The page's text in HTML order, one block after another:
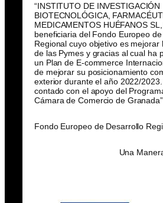
“INSTITUTO DE INVESTIGACIÓN
BIOTECNOLÓGICA,
MEDICAMENTOS HUÉFANOS
beneficiaria del Fondo Europeo
Regional cuyo objetivo es mejorar
de las Pymes y gracias al cual ha
un Plan de E-commerce
de mejorar su posicionamiento
exterior durante el año 2022/
contado con el apoyo del
Cámara de Comercio de Granada”
Fondo Europeo de Desarrollo
Una